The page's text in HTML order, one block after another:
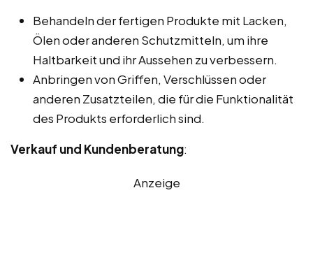
Behandeln der fertigen Produkte mit Lacken,
Ölen oder anderen Schutzmitteln, um ihre
Haltbarkeit und ihr Aussehen zu verbessern.
Anbringen von Griffen, Verschlüssen oder
anderen Zusatzteilen, die für die Funktionalität
des Produkts erforderlich sind.
Verkauf und Kundenberatung:
Anzeige